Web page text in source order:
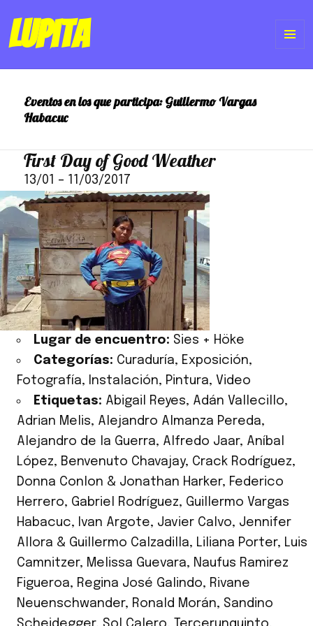
Lupita
Eventos en los que participa:Guillermo Vargas
Habacuc
First Day of Good Weather
13/01 – 11/03/2017
Lugar de encuentro: Sies + Höke
Categorías: Curaduría, Exposición,
Fotografía, Instalación, Pintura, Video
Etiquetas: Abigail Reyes, Adán Vallecillo,
Adrian Melis, Alejandro Almanza Pereda,
Alejandro de la Guerra, Alfredo Jaar, Aníbal
López, Benvenuto Chavajay, Crack Rodríguez,
Donna Conlon & Jonathan Harker, Federico
Herrero, Gabriel Rodríguez, Guillermo Vargas
Habacuc, Ivan Argote, Javier Calvo, Jennifer
Allora & Guillermo Calzadilla, Liliana Porter, Luis
Camnitzer, Melissa Guevara, Naufus Ramirez
Figueroa, Regina José Galindo, Rivane
Neuenschwander, Ronald Morán, Sandino